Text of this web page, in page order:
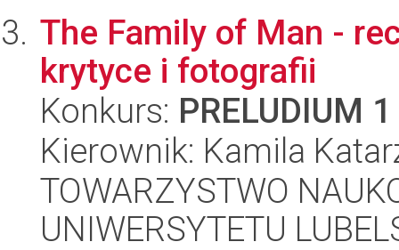
The Family of Man -
krytyce i fotografii
Konkurs: PRELUDIUM 1
Kierownik: Kamila
TOWARZYSTWO
UNIWERSYTETU